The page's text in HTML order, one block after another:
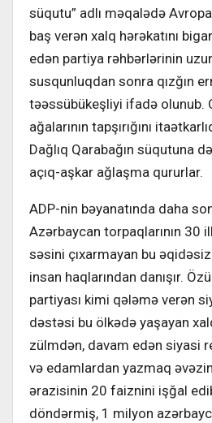
süqutu” adlı məqalədə
baş verən xalq hərəkatını
edən partiya rəhbərlərinin
susqunluqdan sonra qızğın
təəssübükeşliyi ifadə olunub.
ağalarının tap­şırığını
Dağlıq Qarabağın süqutuna
açıq-aşkar ağlaşma qurur­lar.
ADP-nin bəyanatında daha
Azərbaycan torpaqlarının 30
səsini çıxarmayan bu
insan haqlarından danışır.
partiyası kimi qələmə verən
dəstəsi bu ölkədə yaşayan
zülmdən, davam edən siyasi
və edam­lardan yazmaq
ərazisinin 20 faiznini işğal
döndərmiş, 1 milyon